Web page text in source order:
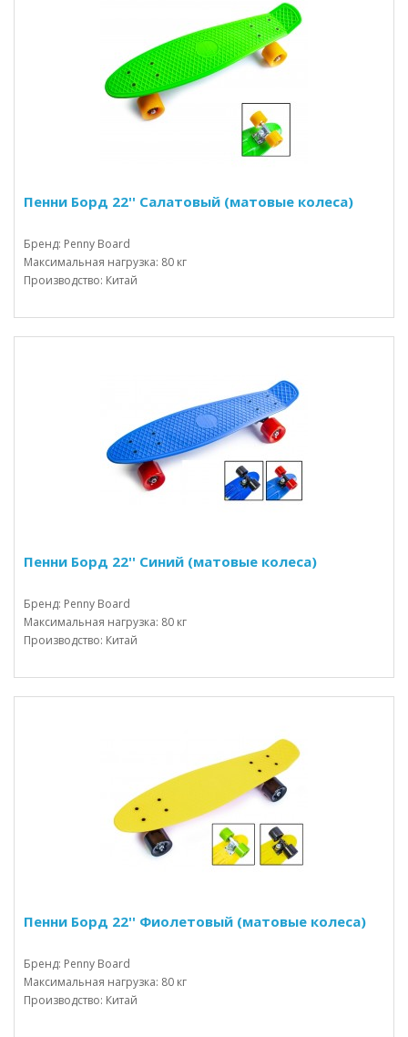
Пенни Борд 22'' Салатовый (матовые колеса)
Бренд: Penny Board
Максимальная нагрузка: 80 кг
Производство: Китай
Пенни Борд 22'' Синий (матовые колеса)
Бренд: Penny Board
Максимальная нагрузка: 80 кг
Производство: Китай
Пенни Борд 22'' Фиолетовый (матовые колеса)
Бренд: Penny Board
Максимальная нагрузка: 80 кг
Производство: Китай